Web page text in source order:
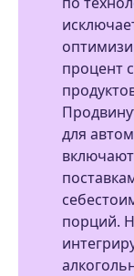
процент
для
порций.